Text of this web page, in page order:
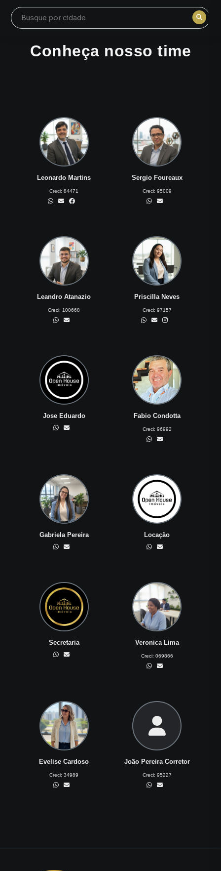
Conheça nosso time
Leonardo Martins
Creci:84471
Sergio Foureaux
Creci: 95009
Leandro Atanazio
Creci: 100668
Priscilla Neves
Creci: 97157
Jose Eduardo Fabio Condotta
Creci: 96992
Gabriela Pereira Locação
Secretaria Veronica Lima
Creci: 069866
Evelise Cardoso
Creci:34989
João Pereira Corretor
Creci: 95227